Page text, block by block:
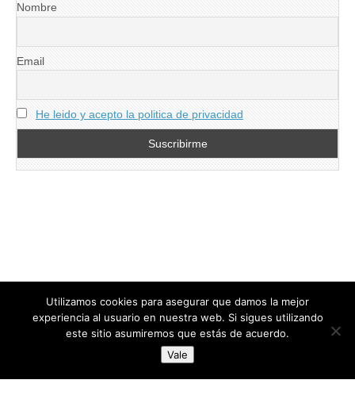
Nombre
Email
He leido y acepto la politica de privacidad
directoresdeseguridad.es
Diseñado por Centro Andaluz de Estudios y Entrenamiento
Utilizamos cookies para asegurar que damos la mejor
experiencia al usuario en nuestra web. Si sigues utilizando
este sitio asumiremos que estás de acuerdo.
Vale